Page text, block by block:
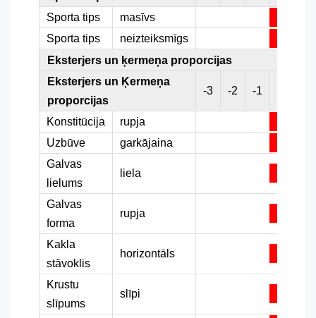
Sporta tips
masīvs
Sporta tips
neizteiksmīgs
Eksterjers un ķermeņa proporcijas
Eksterjers un Ķermeņa
proporcijas
-3 -2 -1
Konstitūcija
rupja
Uzbūve
garkājaina
Galvas
lielums
liela
Galvas
forma
rupja
Kakla
stāvoklis
horizontāls
Krustu
slīpums
slīpi